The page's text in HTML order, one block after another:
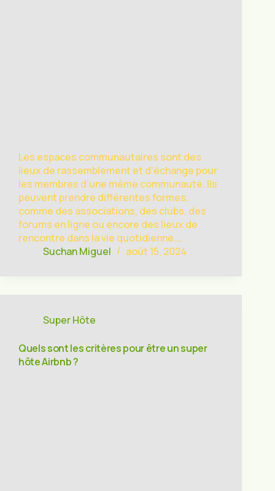
Les espaces communautaires sont des
lieux de rassemblement et d’échange pour
les membres d’une même communauté. Ils
peuvent prendre différentes formes,
comme des associations, des clubs, des
forums en ligne ou encore des lieux de
rencontre dans la vie quotidienne.…
Suchan Miguel
août 15, 2024
Super Hôte
Quels sont les critères pour être un super
hôte Airbnb ?